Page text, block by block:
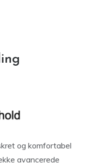
og komfortabel
avancerede